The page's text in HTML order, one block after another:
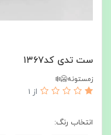
ست تدی کد۱۳۶۷
زمستونه🥶❄️
از 1
انتخاب رنگ: